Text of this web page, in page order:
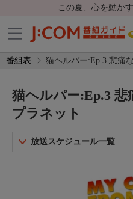
この夏、心を動か
番組表 猫ヘルパー:Ep.3 悲痛
猫ヘルパー:Ep.3
プラネット
放送スケジュール一覧